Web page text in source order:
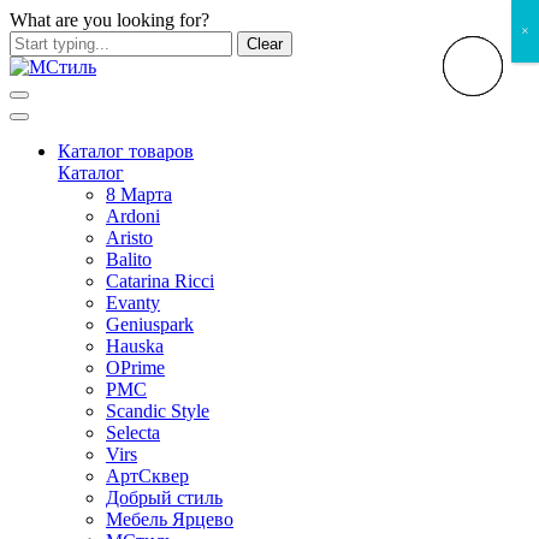
What are you looking for?
Clear
Каталог товаров
Каталог
8 Марта
Ardoni
Aristo
Balito
Catarina Ricci
Evanty
Geniuspark
Hauska
OPrime
PMC
Scandic Style
Selecta
Virs
АртСквер
Добрый стиль
Мебель Ярцево
×